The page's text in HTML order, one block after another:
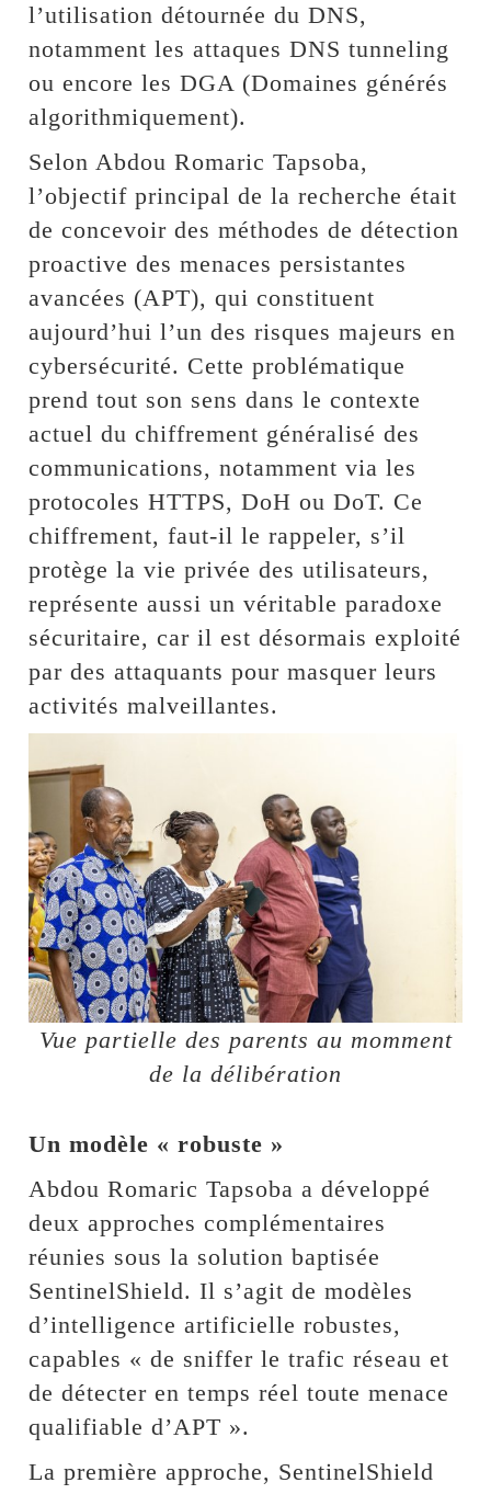
l’utilisation détournée du DNS,
notamment les attaques DNS tunneling
ou encore les DGA (Domaines générés
algorithmiquement).
Selon Abdou Romaric Tapsoba,
l’objectif principal de la recherche était
de concevoir des méthodes de détection
proactive des menaces persistantes
avancées (APT), qui constituent
aujourd’hui l’un des risques majeurs en
cybersécurité. Cette problématique
prend tout son sens dans le contexte
actuel du chiffrement généralisé des
communications, notamment via les
protocoles HTTPS, DoH ou DoT. Ce
chiffrement, faut-il le rappeler, s’il
protège la vie privée des utilisateurs,
représente aussi un véritable paradoxe
sécuritaire, car il est désormais exploité
par des attaquants pour masquer leurs
activités malveillantes.
Vue partielle des parents au momment
de la délibération
Un modèle « robuste »
Abdou Romaric Tapsoba a développé
deux approches complémentaires
réunies sous la solution baptisée
SentinelShield. Il s’agit de modèles
d’intelligence artificielle robustes,
capables « de sniffer le trafic réseau et
de détecter en temps réel toute menace
qualifiable d’APT ».
La première approche, SentinelShield